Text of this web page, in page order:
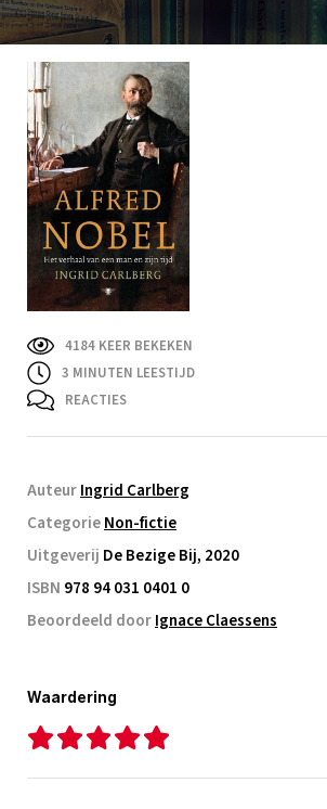
4184 KEER BEKEKEN
3 MINUTEN LEESTIJD
REACTIES
AuteurIngrid Carlberg
CategorieNon-fictie
Uitgeverij De Bezige Bij, 2020
ISBN 978 94 031 0401 0
Beoordeeld doorIgnace Claessens
Waardering